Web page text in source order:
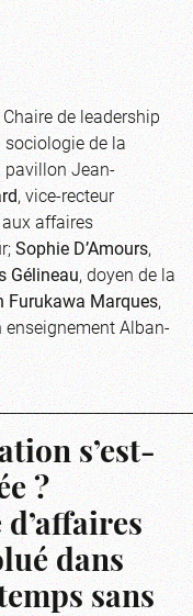
de leadership
sociologie de la
pavillon Jean-
, vice-recteur
affaires
Sophie D’Amours,
Gélineau, doyen de la
Furukawa Marques,
enseignement Alban-
s’est-
?
dans
sans